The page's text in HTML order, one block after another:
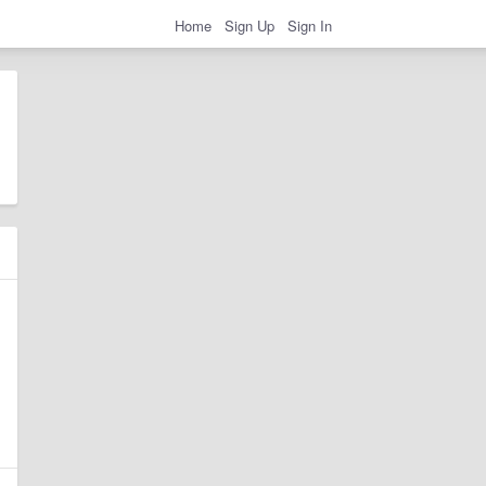
Home Sign Up Sign In